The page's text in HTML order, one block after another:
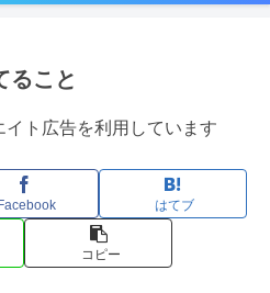
ること
ト広告を利用しています
Facebook はてブ
コピー